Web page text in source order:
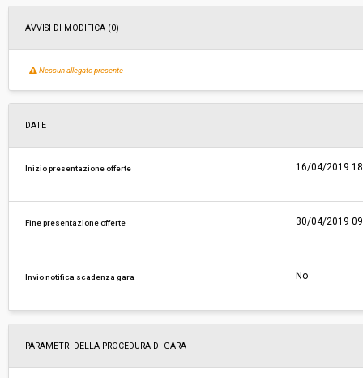
AVVISI DI MODIFICA (0)
Nessun allegato presente
DATE
Inizio presentazione offerte 16/04/2019
Fine presentazione offerte 30/04/2019
Invio notifica scadenza gara No
PARAMETRI DELLA PROCEDURA DI GARA